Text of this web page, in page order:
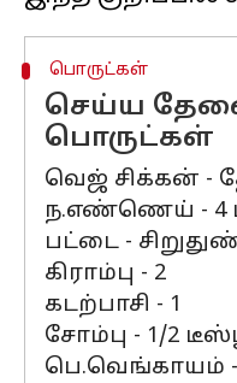
பொருட்கள்
செய்ய
பொருட்கள்
வெஜ் சிக்கன் -
ந.எண்ணெய் - 4
பட்டை -
கிராம்பு - 2
கடற்பாசி - 1
சோம்பு - 1/2
பெ.வெங்காயம் -